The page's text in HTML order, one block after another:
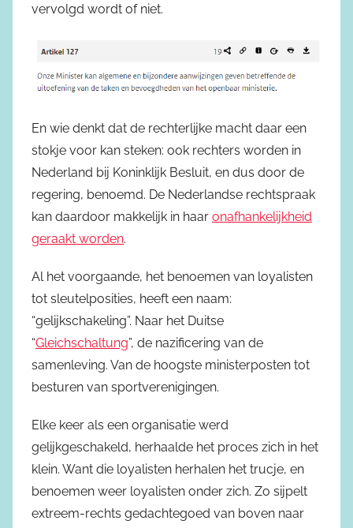
vervolgd wordt of niet.
En wie denkt dat de rechterlijke macht daar een
stokje voor kan steken: ook rechters worden in
Nederland bij Koninklijk Besluit, en dus door de
regering, benoemd. De Nederlandse rechtspraak
kan daardoor makkelijk in haar onafhankelijkheid
geraakt worden.
Al het voorgaande, het benoemen van loyalisten
tot sleutelposities, heeft een naam:
“gelijkschakeling”. Naar het Duitse
“Gleichschaltung”, de nazificering van de
samenleving. Van de hoogste ministerposten tot
besturen van sportverenigingen.
Elke keer als een organisatie werd
gelijkgeschakeld, herhaalde het proces zich in het
klein. Want die loyalisten herhalen het trucje, en
benoemen weer loyalisten onder zich. Zo sijpelt
extreem-rechts gedachtegoed van boven naar